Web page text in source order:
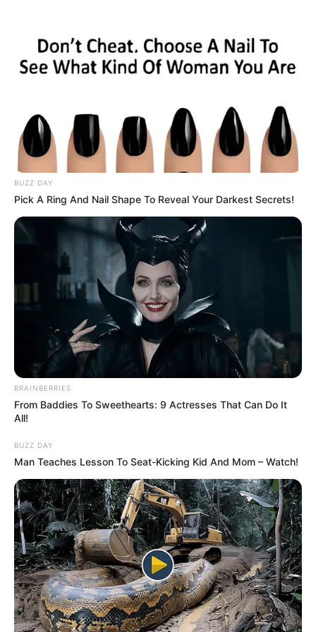
Pronostic Gratuit du Tiercé Quinté PMU du jour
PRIX DE RIBEAUVILLE PRONOSTIC QUINTE
06-01-2025
Pronostic PMU et bruits d’écuries du jour à
VINCENNES dans le PRIX DE RIBEAUVILLE ce
6 Janvier 2025
Tiercé Quinté du jour dans la réunion n°1 sur l’hippodrome
de VINCENNES – PRIX DE RIBEAUVILLE.
BUZZ DAY
Pick A Ring And Nail Shape To Reveal Your Darkest Secrets!
BRAINBERRIES
From Baddies To Sweethearts: 9 Actresses That Can Do It
All!
BUZZ DAY
Man Teaches Lesson To Seat-Kicking Kid And Mom – Watch!